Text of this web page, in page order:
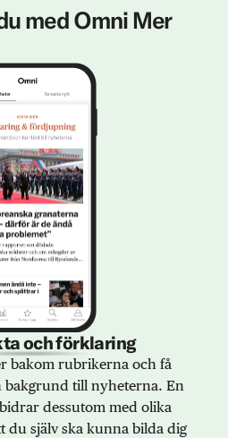
med Omni Mer
och förklaring
bakom rubrikerna och få
bakgrund till nyheterna. En
dessutom med olika
du själv ska kunna bilda dig